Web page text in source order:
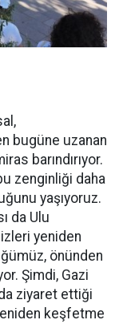
bugüne uzanan
barındırıyor.
zenginliği daha
yaşıyoruz.
da Ulu
yeniden
önünden
Şimdi, Gazi
ziyaret ettiği
keşfetme